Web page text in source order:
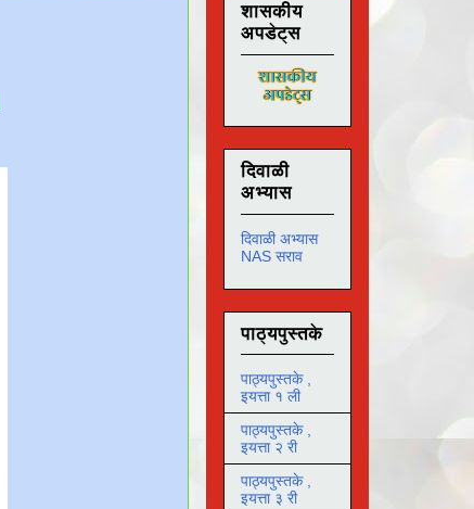
शासकीय
अपडेट्स
दिवाळी
अभ्यास
दिवाळी अभ्यास
NAS सराव
पाठ्यपुस्तके
पाठ्यपुस्तके ,
इयत्ता १ ली
पाठ्यपुस्तके ,
इयत्ता २ री
पाठ्यपुस्तके ,
इयत्ता ३ री